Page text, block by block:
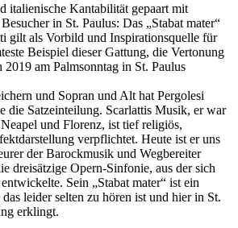
italienische Kantabilität gepaart mit
in St. Paulus: Das „Stabat mater“
gilt als Vorbild und Inspirationsquelle für
Beispiel dieser Gattung, die Vertonung
am Palmsonntag in St. Paulus
und Sopran und Alt hat Pergolesi
die Satzeinteilung. Scarlattis Musik, er war
und Florenz, ist tief religiös,
verpflichtet. Heute ist er uns
der Barockmusik und Wegbereiter
dreisätzige Opern-Sinfonie, aus der sich
Sein „Stabat mater“ ist ein
leider selten zu hören ist und hier in St.
erklingt.